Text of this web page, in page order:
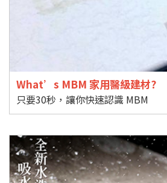
What’s MBM 家用醫級建材?
只要30秒，讓你快速認識 MBM